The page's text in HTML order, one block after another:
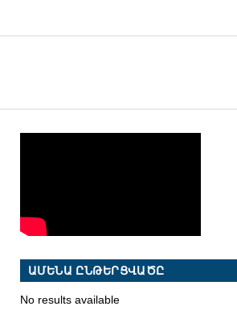
ԱՄԵՆԱ ԸՆԹԵՐՑՎԱԾԸ
No results available